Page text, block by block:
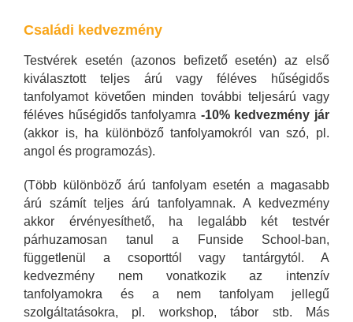
Családi kedvezmény
Testvérek esetén (azonos befizető esetén) az első
kiválasztott teljes árú vagy féléves hűségidős
tanfolyamot követően minden további teljesárú vagy
féléves hűségidős tanfolyamra -10% kedvezmény jár
(akkor is, ha különböző tanfolyamokról van szó, pl.
angol és programozás).
(Több különböző árú tanfolyam esetén a magasabb
árú számít teljes árú tanfolyamnak. A kedvezmény
akkor érvényesíthető, ha legalább két testvér
párhuzamosan tanul a Funside School-ban,
függetlenül a csoporttól vagy tantárgytól. A
kedvezmény nem vonatkozik az intenzív
tanfolyamokra és a nem tanfolyam jellegű
szolgáltatásokra, pl. workshop, tábor stb. Más